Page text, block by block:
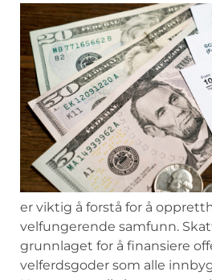
er ⁣viktig å‌ forstå for å
velfungerende samfunn.
grunnlaget for‌ å finansiere
velferdsgoder ​som alle